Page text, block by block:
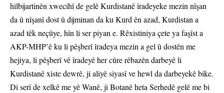
hilbijartinên xwecihî de gelê Kurdistanê îradeyeke mezin nîşan
da û nîşanî dost û dijminan da ku Kurd ên azad, Kurdistan a
azad têk neçûye, hîn li ser piyan e. Rêxistiniya çete ya faşîst a
AKP-MHP’ê ku li pêşberî îradeya mezin a gel û dostên me
hejiya, li pêşberî vê îradeyê her cûre rêbazên darbeyê li
Kurdistanê xiste dewrê, ji aliyê siyasî ve hewl da darbeyekê bike.
Di serî de xelkê me yê Wanê, ji Botanê heta Serhedê gelê me bi